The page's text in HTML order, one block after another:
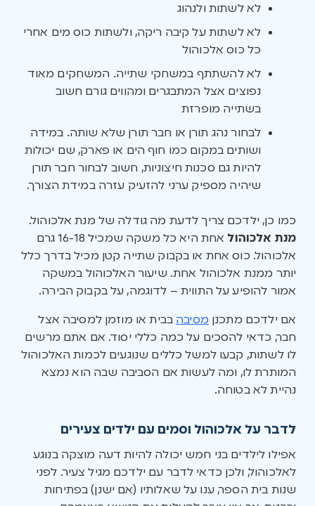
לא לשתות ולנהוג
לא לשתות על קיבה ריקה, ולשתות כוס מים אחרי
כל כוס אלכוהול
לא להשתתף במשחקי שתייה. המשחקים מאוד
נפוצים אצל המתבגרים ומהווים גורם חשוב
בשתייה מופרזת
לבחור נהג תורן או חבר תורן שלא שותה. במידה
ושותים במקום כמו חוף הים או פארק, שם יכולות
להיות גם סכנות חיצוניות, חשוב לבחור חבר תורן
שיהיה מספיק ערני להזעיק עזרה במידת הצורך.
כמו כן, ילדכם צריך לדעת מה גודלה של מנת אלכוהול.
מנת אלכוהול
אחת היא כל משקה שמכיל 16-18 גרם
אלכוהול. כוס אחת או בקבוק שתייה קטן מכיל בדרך כלל
יותר ממנת אלכוהול אחת. שיעור האלכוהול במשקה
אמור להופיע על התווית – לדוגמה, על בקבוק הבירה.
אם ילדכם מתכנן מסיבה בבית או מוזמן למסיבה אצל
חבר, כדאי להסכים על כמה כללי יסוד. אם אתם מרשים
לו לשתות, קבעו למשל כללים שנוגעים לכמות האלכוהול
המותרת לו, ומה לעשות אם הסביבה שבה הוא נמצא
נהיית לא בטוחה.
לדבר על אלכוהול וסמים עם ילדים צעירים
אפילו לילדים בני חמש יכולה להיות דעה מוצקה בנוגע
לאלכוהול, ולכן כדאי לדבר עם ילדכם מגיל צעיר. לפני
שנות בית הספר, ענו על שאלותיו (אם ישנן) בפתיחות